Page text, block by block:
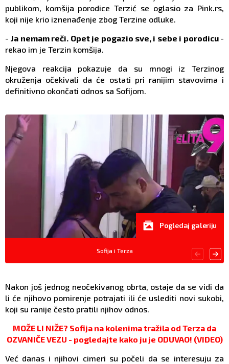
publikom, komšija porodice Terzić se oglasio za Pink.rs,
koji nije krio iznenađenje zbog Terzine odluke.
-Ja nemam reči. Opet je pogazio sve, i sebe i porodicu -
rekao im je Terzin komšija.
Njegova reakcija pokazuje da su mnogi iz Terzinog
okruženja očekivali da će ostati pri ranijim stavovima i
definitivno okončati odnos sa Sofijom.
Sofija i Terza
Pogledaj galeriju
Nakon još jednog neočekivanog obrta, ostaje da se vidi da
li će njihovo pomirenje potrajati ili će uslediti novi sukobi,
koji su ranije često pratili njihov odnos.
MOŽE LI NIŽE? Sofija na kolenima tražila od Terza da
OZVANIČE VEZU - pogledajte kako ju je ODUVAO! (VIDEO)
Već danas i njihovi cimeri su počeli da se interesuju za